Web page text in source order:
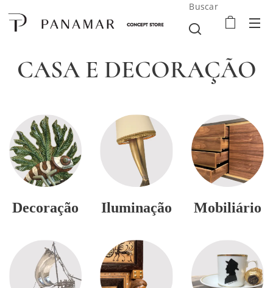
Buscar
CASA E DECORAÇÃO
Decoração Iluminação Mobiliário